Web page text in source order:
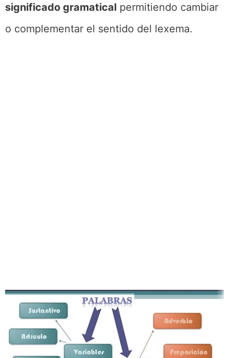
significado gramatical permitiendo cambiar
o complementar el sentido del lexema.